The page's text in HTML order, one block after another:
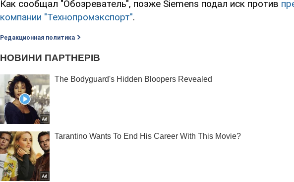
Как сообщал "Обозреватель", позже Siemens подал иск против
компании "Технопромэкспорт".
Редакционная политика